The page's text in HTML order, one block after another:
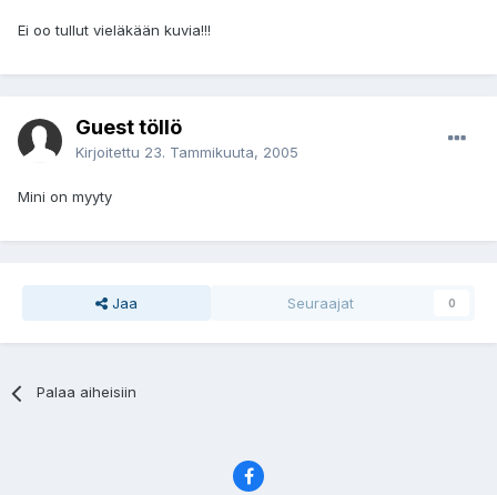
Ei oo tullut vieläkään kuvia!!!
Guest töllö
Kirjoitettu 23. Tammikuuta, 2005
Mini on myyty
Jaa Seuraajat 0
Palaa aiheisiin